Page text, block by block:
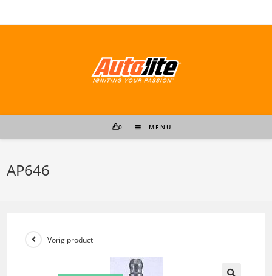
naar
0 MENU
AP646
Vorig product